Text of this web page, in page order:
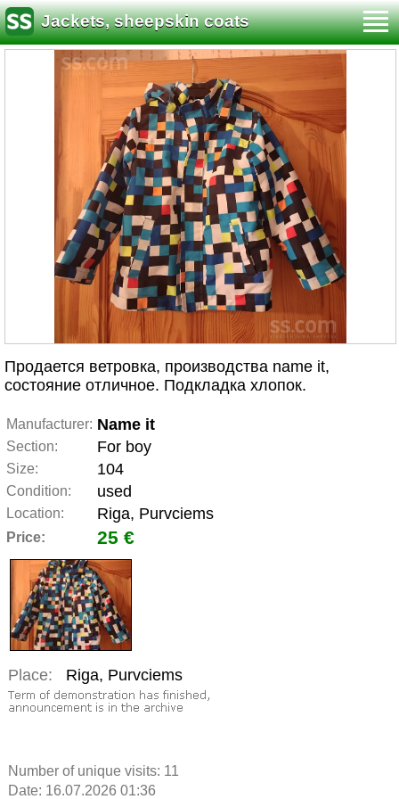
Jackets, sheepskin coats
Продается ветровка, производства name it,
состояние отличное. Подкладка хлопок.
Manufacturer: Name it
Section: For boy
Size: 104
Condition: used
Location: Riga, Purvciems
Price: 25 €
Place: Riga, Purvciems
Number of unique visits: 11
Date: 16.07.2026 01:36